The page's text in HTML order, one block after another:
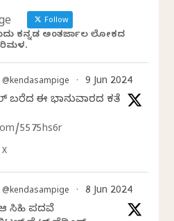
Follow
ಕನ್ನಡ ಅಂತರ್ಜಾಲ ಲೋಕದ
@kendasampige · 9 Jun 2024
ಈ ಭಾನುವಾರದ ಕತೆ
5575hs6r
X
@kendasampige · 8 Jun 2024
ಸಿಹಿ ಪದವೆ